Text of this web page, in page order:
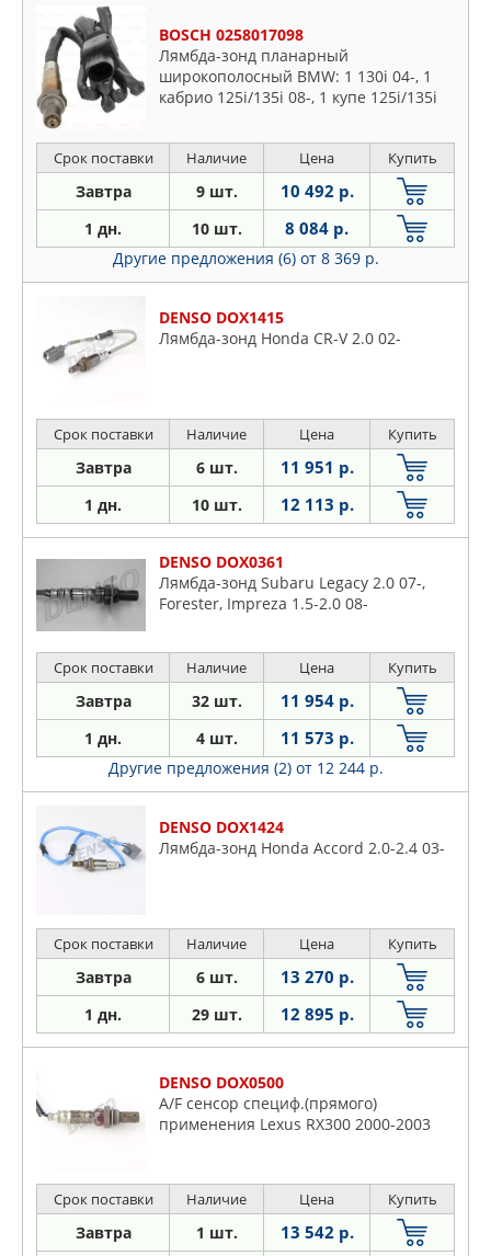
BOSCH 0258017098
Лямбда-зонд планарный
широкополосный BMW: 1 130i 04-, 1
кабрио 125i/135i 08-, 1 купе 125i/135i
2.5/325i/325xi/330i/330xi/335i/335xi 05-,
3 Touring 2.5
Срок поставки Наличие Цена Купить
Завтра 9 шт. 10 492 р.
1 дн. 10 шт. 8 084 р.
Другие предложения (6) от 8 369 р.
DENSO DOX1415
Лямбда-зонд Honda CR-V 2.0 02-
Срок поставки Наличие Цена Купить
Завтра 6 шт. 11 951 р.
1 дн. 10 шт. 12 113 р.
DENSO DOX0361
Лямбда-зонд Subaru Legacy 2.0 07-,
Forester, Impreza 1.5-2.0 08-
Срок поставки Наличие Цена Купить
Завтра 32 шт. 11 954 р.
1 дн. 4 шт. 11 573 р.
Другие предложения (2) от 12 244 р.
DENSO DOX1424
Лямбда-зонд Honda Accord 2.0-2.4 03-
Срок поставки Наличие Цена Купить
Завтра 6 шт. 13 270 р.
1 дн. 29 шт. 12 895 р.
DENSO DOX0500
A/F сенсор специф.(прямого)
применения Lexus RX300 2000-2003
Срок поставки Наличие Цена Купить
Завтра 1 шт. 13 542 р.